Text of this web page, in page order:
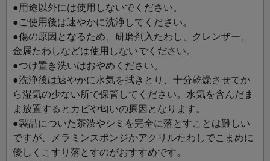
●用途以外には使用しないでください。
●ご使用後は速やかに洗浄してください。
●傷の原因となるため、研磨剤入たわし、クレンザー、
金属たわしなどは使用しないでください。
●つけ置き洗いはおやめください。
●洗浄後は速やかに水気を拭きとり、十分乾燥させてか
ら湿気の少ない所で保管してください。水気を含んだま
ま放置するとカビや匂いの原因となります。
●製品についた茶渋やシミを完全に落とすことは難しい
ですが、メラミンスポンジかアクリルたわしでこまめに
優しくこすり落とすのがおすすめです。